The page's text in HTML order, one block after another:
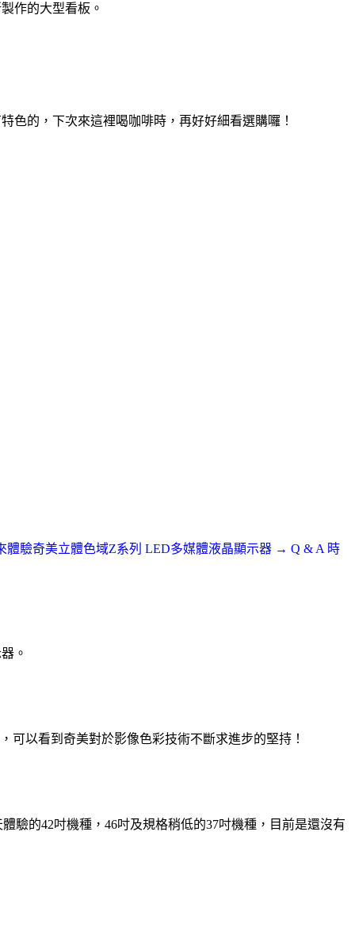
作的大型看板。
的，下次來這裡喝咖啡時，再好好細看選購囉！
驗奇美立體色域Z系列 LED多媒體液晶顯示器 → Q & A 時
。
可以看到奇美對於影像色彩技術不斷求進步的堅持！
驗的42吋機種，46吋及規格稍低的37吋機種，目前是還沒有